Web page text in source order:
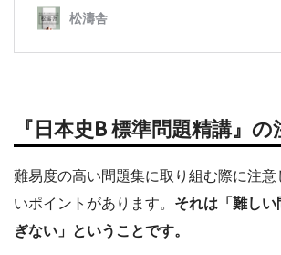
『日本史B 標準問題精講』の
難易度の高い問題集に取り組む際に注
いポイントがあります。 それは「難し
ぎない」ということです。